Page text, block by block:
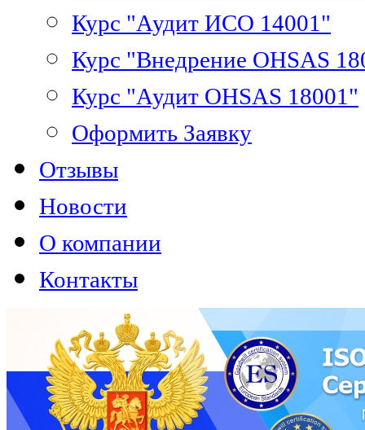
Курс "Аудит ИСО 14001"
Курс "Внедрение OHSAS
Курс "Аудит OHSAS 18001"
Оформить Заявку
Отзывы
Новости
О компании
Контакты